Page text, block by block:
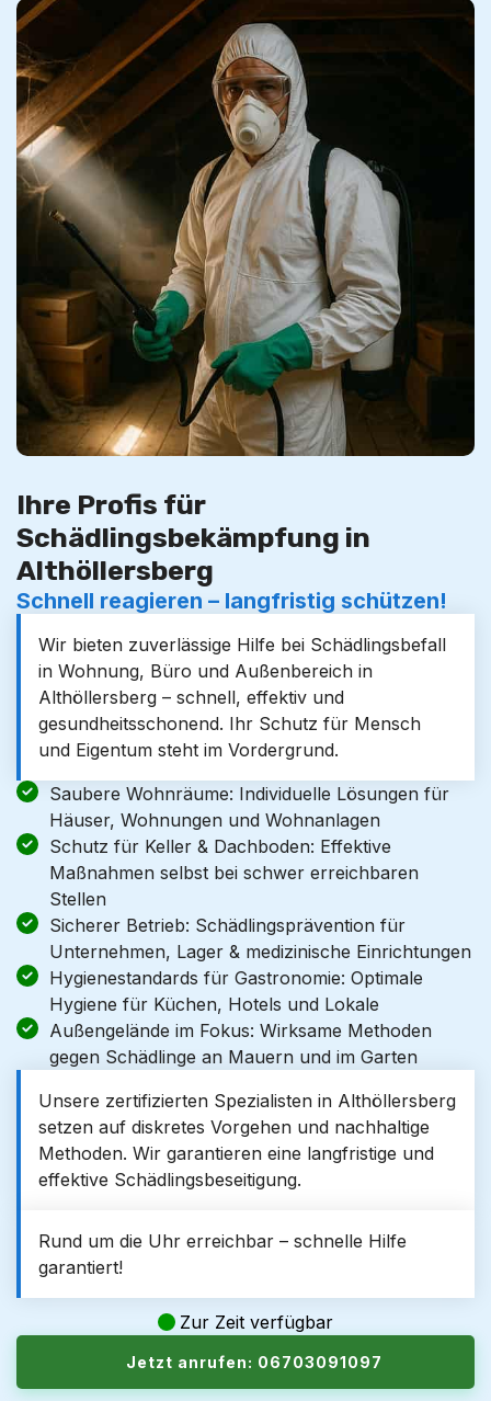
Ihre Profis für
Schädlingsbekämpfung in
Althöllersberg
Schnell reagieren – langfristig schützen!
Wir bieten zuverlässige Hilfe bei Schädlingsbefall
in Wohnung, Büro und Außenbereich in
Althöllersberg – schnell, effektiv und
gesundheitsschonend. Ihr Schutz für Mensch
und Eigentum steht im Vordergrund.
Saubere Wohnräume: Individuelle Lösungen für
Häuser, Wohnungen und Wohnanlagen
Schutz für Keller & Dachboden: Effektive
Maßnahmen selbst bei schwer erreichbaren
Stellen
Sicherer Betrieb: Schädlingsprävention für
Unternehmen, Lager & medizinische Einrichtungen
Hygienestandards für Gastronomie: Optimale
Hygiene für Küchen, Hotels und Lokale
Außengelände im Fokus: Wirksame Methoden
gegen Schädlinge an Mauern und im Garten
Unsere zertifizierten Spezialisten in Althöllersberg
setzen auf diskretes Vorgehen und nachhaltige
Methoden. Wir garantieren eine langfristige und
effektive Schädlingsbeseitigung.
Rund um die Uhr erreichbar – schnelle Hilfe
garantiert!
Zur Zeit verfügbar
Jetzt anrufen: 06703091097